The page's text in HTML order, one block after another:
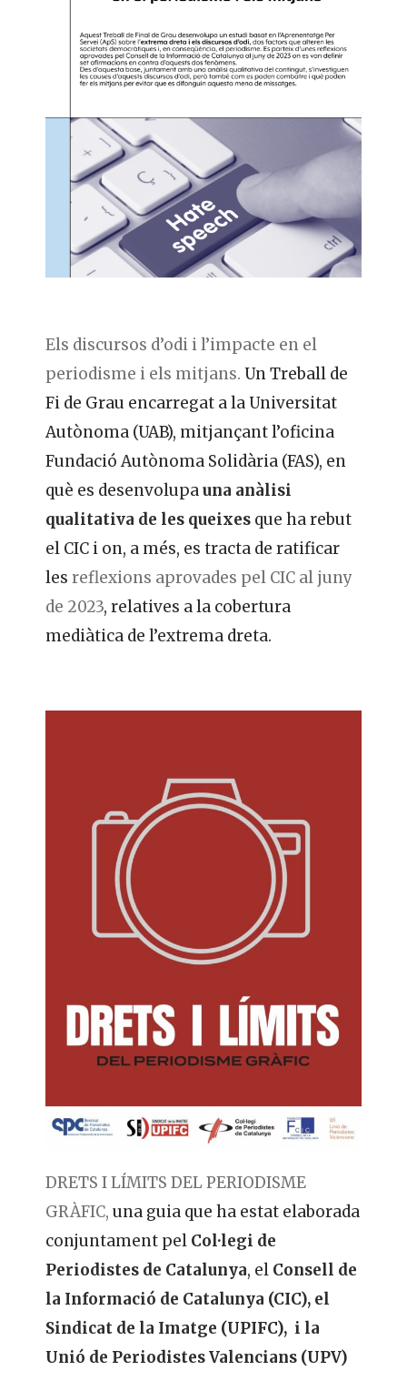
Els discursos d’odi i l’impacte en el
periodisme i els mitjans. Un Treball de
Fi de Grau encarregat a la Universitat
Autònoma (UAB), mitjançant l’oficina
Fundació Autònoma Solidària (FAS), en
què es desenvolupauna anàlisi
qualitativa de les queixes que ha rebut
el CIC i on, a més, es tracta de ratificar
les reflexions aprovades pel CIC al juny
de 2023, relatives a la cobertura
mediàtica de l’extrema dreta.
DRETS I LÍMITS DEL PERIODISME
GRÀFIC, una guia que ha estat elaborada
conjuntament pel Col·legi de
Periodistes de Catalunya, el Consell de
la Informació de Catalunya (CIC), el
Sindicat de la Imatge (UPIFC), i la
Unió de Periodistes Valencians (UPV)